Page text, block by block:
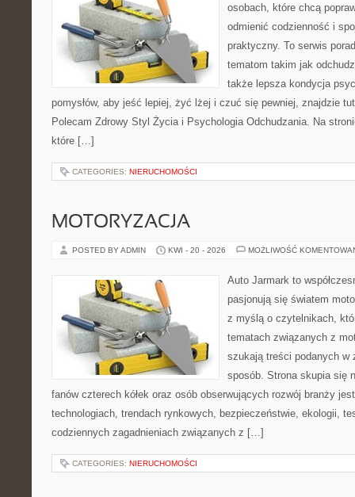
osobach, które chcą
odmienić codzienność i
praktyczny. To serwis
tematom takim jak
także lepsza kondycja
pomysłów, aby jeść lepiej, żyć lżej i czuć się pewniej, znajdzie
Polecam Zdrowy Styl Życia i Psychologia Odchudzania. Na
które […]
CATEGORIES: NIERUCHOMOŚCI
MOTORYZACJA
POSTED BY ADMIN KWI - 20 - 2026 MOŻLIWOŚĆ
Auto Jarmark to
pasjonują się światem
z myślą o czytelnikach,
tematach związanych z
szukają treści podanych w
sposób. Strona skupia się
fanów czterech kółek oraz osób obserwujących rozwój branży
technologiach, trendach rynkowych, bezpieczeństwie, ekologii,
codziennych zagadnieniach związanych z […]
CATEGORIES: NIERUCHOMOŚCI